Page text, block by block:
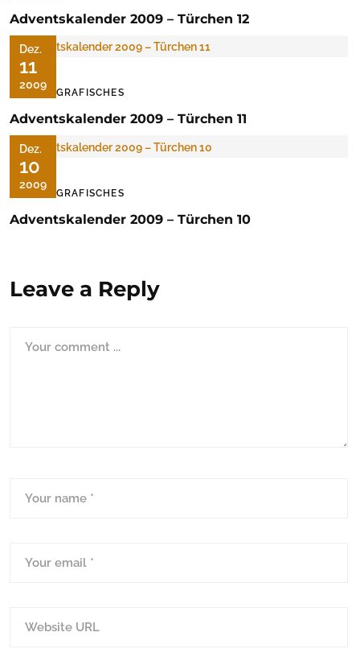
Adventskalender 2009 – Türchen 12
Dez.
11
2009
FOTOGRAFISCHES
Adventskalender 2009 – Türchen 11
Dez.
10
2009
FOTOGRAFISCHES
Adventskalender 2009 – Türchen 10
Leave a Reply